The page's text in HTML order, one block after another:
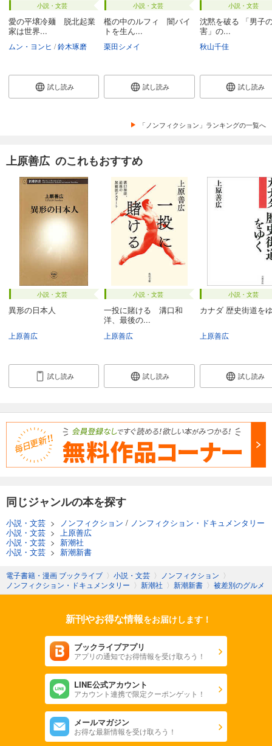
小説・文芸
愛の平壌冷麺 脱北起業
家は世界...
ムン・ヨンヒ 鈴木琢磨
試し読み
小説・文芸
檻の中のルフィ 闇バイ
トを生ん...
栗田シメイ
試し読み
小説・文芸
沈黙を破る 「男子
害」の...
秋山千佳
試し読み
「ノンフィクション」ランキングの一覧へ
上原善広 のこれもおすすめ
小説・文芸
異形の日本人
上原善広
試し読み
小説・文芸
一投に賭ける 溝口和
洋、最後の...
上原善広
試し読み
小説・文芸
カナダ 歴史街道を
上原善広
試し読み
同じジャンルの本を探す
小説・文芸 > ノンフィクション / ノンフィクション・ドキュメンタリー
小説・文芸 > 上原善広
小説・文芸 > 新潮社
小説・文芸 > 新潮新書
電子書籍・漫画 ブックライブ 〉 小説・文芸 〉 ノンフィクション 〉
ノンフィクション・ドキュメンタリー 〉 新潮社 〉 新潮新書 〉 被差別のグルメ
新刊やお得な情報をお届けします！
ブックライブアプリ
アプリの通知でお得情報を受け取ろう！
LINE公式アカウント
アカウント連携で限定クーポンゲット！
メールマガジン
お得な最新情報を受け取ろう！